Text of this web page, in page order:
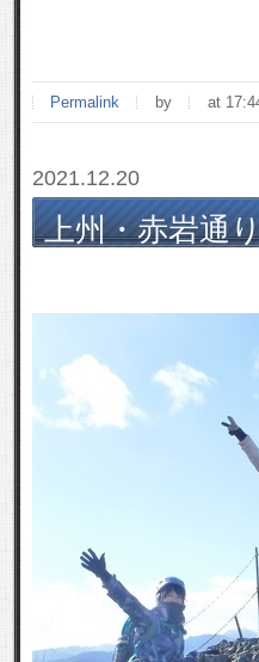
Permalink by at
2021.12.20
上州・赤岩通